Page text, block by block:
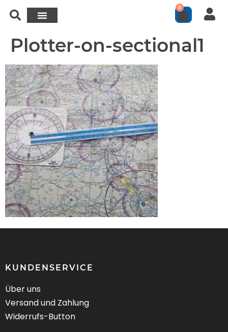
0
Plotter-on-sectional1
KUNDENSERVICE
Über uns
Versand und Zahlung
Widerrufs-Button